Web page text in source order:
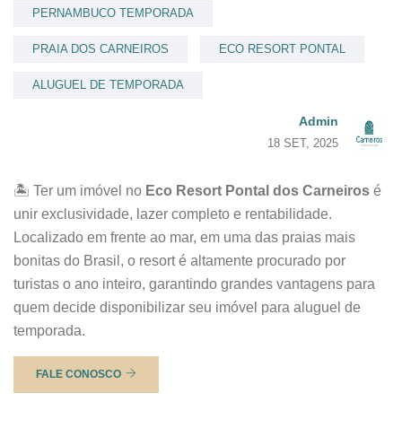
PERNAMBUCO TEMPORADA
PRAIA DOS CARNEIROS ECO RESORT PONTAL
ALUGUEL DE TEMPORADA
Admin
18 SET, 2025
🏝️ Ter um imóvel no Eco Resort Pontal dos Carneiros é
unir exclusividade, lazer completo e rentabilidade.
Localizado em frente ao mar, em uma das praias mais
bonitas do Brasil, o resort é altamente procurado por
turistas o ano inteiro, garantindo grandes vantagens para
quem decide disponibilizar seu imóvel para aluguel de
temporada.
FALE CONOSCO